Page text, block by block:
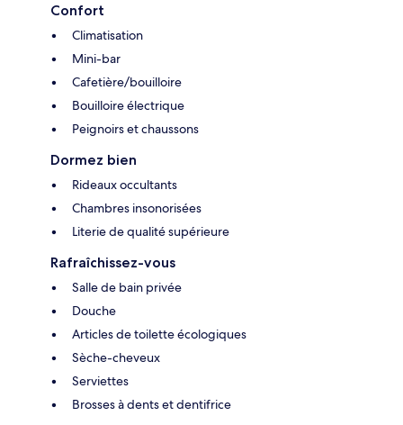
Confort
Climatisation
Mini-bar
Cafetière/bouilloire
Bouilloire électrique
Peignoirs et chaussons
Dormez bien
Rideaux occultants
Chambres insonorisées
Literie de qualité supérieure
Rafraîchissez-vous
Salle de bain privée
Douche
Articles de toilette écologiques
Sèche-cheveux
Serviettes
Brosses à dents et dentifrice